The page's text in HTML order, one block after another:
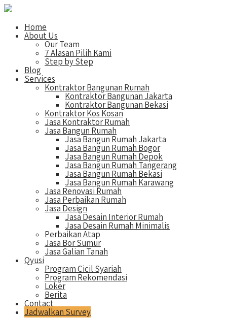
Home
About Us
Our Team
7 Alasan Pilih Kami
Step by Step
Blog
Services
Kontraktor Bangunan Rumah
Kontraktor Bangunan Jakarta
Kontraktor Bangunan Bekasi
Kontraktor Kos Kosan
Jasa Kontraktor Rumah
Jasa Bangun Rumah
Jasa Bangun Rumah Jakarta
Jasa Bangun Rumah Bogor
Jasa Bangun Rumah Depok
Jasa Bangun Rumah Tangerang
Jasa Bangun Rumah Bekasi
Jasa Bangun Rumah Karawang
Jasa Renovasi Rumah
Jasa Perbaikan Rumah
Jasa Design
Jasa Desain Interior Rumah
Jasa Desain Rumah Minimalis
Perbaikan Atap
Jasa Bor Sumur
Jasa Galian Tanah
Qyusi
Program Cicil Syariah
Program Rekomendasi
Loker
Berita
Contact
Jadwalkan Survey